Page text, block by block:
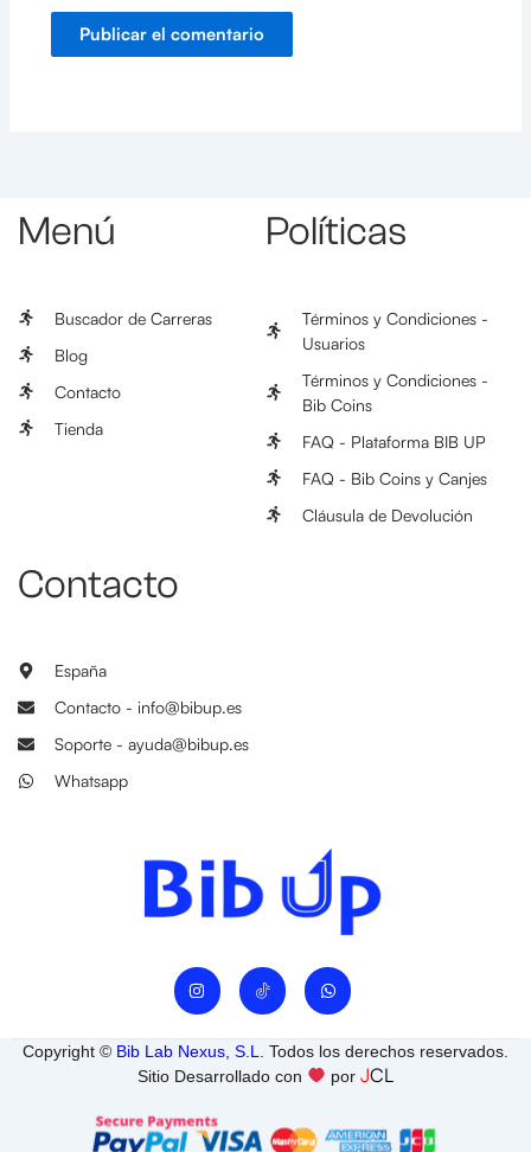
I
n
a
g
r
W
h
s
a
p
p
Menú
Buscador de Carreras
Blog
Contacto
Tienda
Políticas
Términos y Condiciones -
Usuarios
Términos y Condiciones -
Bib Coins
FAQ - Plataforma BIB UP
FAQ - Bib Coins y Canjes
Cláusula de Devolución
Contacto
España
Contacto - info@bibup.es
Soporte - ayuda@bibup.es
Whatsapp
Copyright © Bib Lab Nexus, S.L
. Todos los derechos reservados.
Sitio Desarrollado con
por JCL